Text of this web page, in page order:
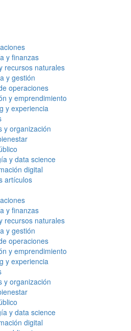
y finanzas
recursos naturales
y gestión
operaciones
y emprendimiento
y experiencia
y organización
y data science
digital
artículos
y finanzas
recursos naturales
y gestión
operaciones
y emprendimiento
y experiencia
y organización
y data science
digital